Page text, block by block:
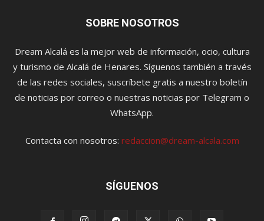
SOBRE NOSOTROS
Dream Alcalá es la mejor web de información, ocio, cultura
y turismo de Alcalá de Henares. Síguenos también a través
de las redes sociales, suscríbete gratis a nuestro boletín
de noticias por correo o nuestras noticias por Telegram o
WhatsApp.
Contacta con nosotros: redaccion@dream-alcala.com
SÍGUENOS